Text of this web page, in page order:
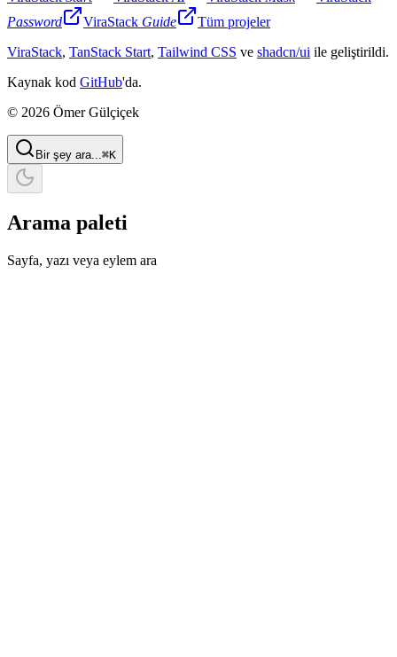
Password
ViraStack Guide
Tüm projeler
ViraStack, TanStack Start, Tailwind CSS ve shadcn/ui ile geliştirildi.
Kaynak kod GitHub'da.
© 2026 Ömer Gülçiçek
Bir şey ara... ⌘K
Arama paleti
Sayfa, yazı veya eylem ara